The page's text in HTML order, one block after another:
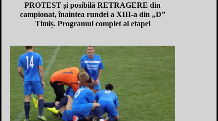
PROTEST și posibilă RETRAGERE din
campionat, înaintea rundei a XIII-a din „D”
Timiș. Programul complet al etapei